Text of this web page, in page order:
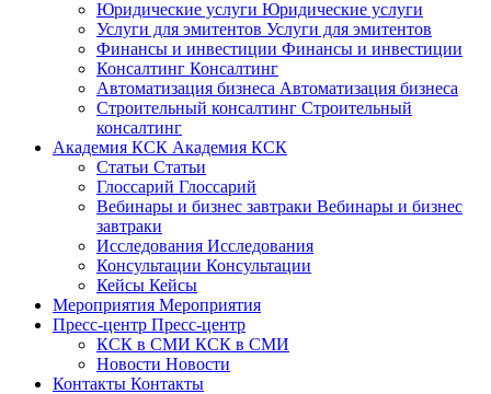
Юридические услуги Юридические услуги
Услуги для эмитентов Услуги для эмитентов
Финансы и инвестиции Финансы и инвестиции
Консалтинг Консалтинг
Автоматизация бизнеса Автоматизация бизнеса
Строительный консалтинг Строительный
консалтинг
Академия КСК Академия КСК
Статьи Статьи
Глоссарий Глоссарий
Вебинары и бизнес завтраки Вебинары и бизнес
завтраки
Исследования Исследования
Консультации Консультации
Кейсы Кейсы
Мероприятия Мероприятия
Пресс-центр Пресс-центр
КСК в СМИ КСК в СМИ
Новости Новости
Контакты Контакты